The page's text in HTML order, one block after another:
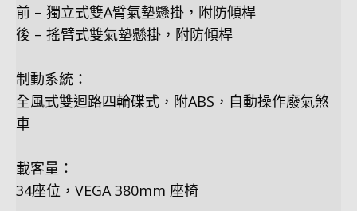
前 – 獨立式雙A臂氣墊懸掛，附防傾桿
後 – 搖臂式雙氣墊懸掛，附防傾桿
制動系統：
全風式雙迴路四輪碟式，附ABS，自動操作廢氣煞
車
載客量：
34座位，VEGA 380mm 座椅